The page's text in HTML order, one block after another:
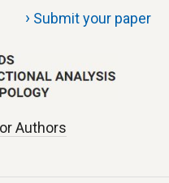
› Submit your paper
Authors